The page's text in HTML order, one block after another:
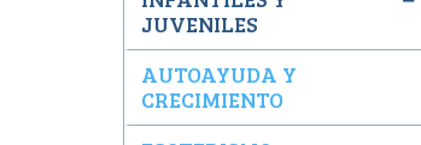
JUVENILES
AUTOAYUDA Y
CRECIMIENTO